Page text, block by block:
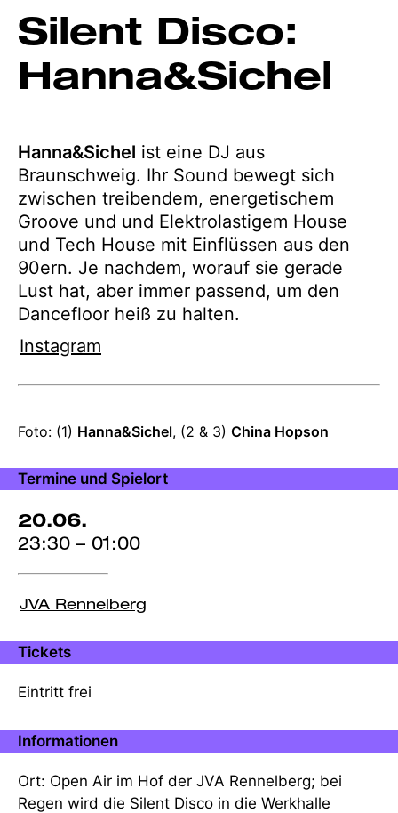
Silent Disco:
Hanna&Sichel
Hanna&Sichel ist eine DJ aus
Braunschweig. Ihr Sound bewegt sich
zwischen treibendem, energetischem
Groove und und Elektrolastigem House
und Tech House mit Einflüssen aus den
90ern. Je nachdem, worauf sie gerade
Lust hat, aber immer passend, um den
Dancefloor heiß zu halten.
Instagram
zur
Produktion
Foto: (1) Hanna&Sichel, (2 & 3) China Hopson
Termine und Spielort
20.06.
23:30 – 01:00
JVA Rennelberg
Tickets
Eintritt frei
Informationen
Ort: Open Air im Hof der JVA Rennelberg; bei
Regen wird die Silent Disco in die Werkhalle